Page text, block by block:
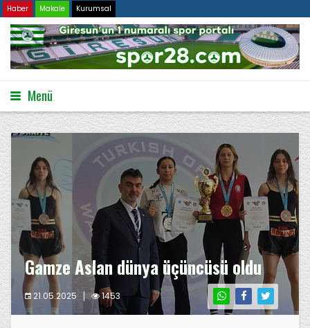
Haber Makale Kurumsal
Menü
Gamze Aslan dünya üçüncüsü oldu
21.05.2025 1453